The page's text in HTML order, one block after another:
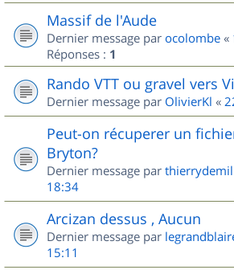
Massif de l'Aude
Dernier message par ocolombe «
Réponses : 1
Rando VTT ou gravel vers
Dernier message par OlivierKl «
Peut-on récuperer un
Bryton?
Dernier message par
18:34
Arcizan dessus , Aucun
Dernier message par
15:11